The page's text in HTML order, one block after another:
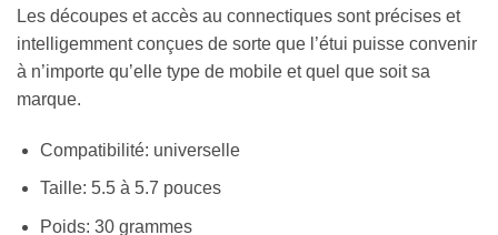
Les découpes et accès au connectiques sont précises et
intelligemment conçues de sorte que l’étui puisse convenir
à n’importe qu’elle type de mobile et quel que soit sa
marque.
Compatibilité: universelle
Taille: 5.5 à 5.7 pouces
Poids: 30 grammes